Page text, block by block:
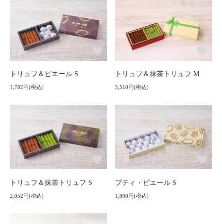
トリュフ＆ピエール S
1,782円(税込)
トリュフ＆抹茶トリュフ M
3,510円(税込)
トリュフ＆抹茶トリュフ S
2,052円(税込)
プティ・ピエール S
1,890円(税込)